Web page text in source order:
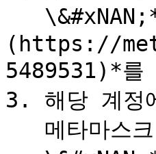
(https://
5489531)*를
3. 해당 계정